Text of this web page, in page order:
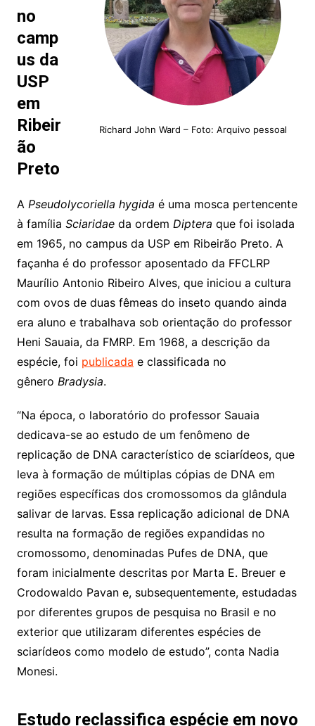
Richard John Ward – Foto: Arquivo pessoal
no
camp
us da
USP
em
Ribeir
ão
Preto
A Pseudolycoriella hygida é uma mosca pertencente
à família Sciaridaeda ordem Diptera que foi isolada
em 1965, no campus da USP em Ribeirão Preto. A
façanha é do professor aposentado da FFCLRP
Maurílio Antonio Ribeiro Alves, que iniciou a cultura
com ovos de duas fêmeas do inseto quando ainda
era aluno e trabalhava sob orientação do professor
Heni Sauaia, da FMRP. Em 1968, a descrição da
espécie, foi publicada e classificada no
gênero Bradysia.
“Na época, o laboratório do professor Sauaia
dedicava-se ao estudo de um fenômeno de
replicação de DNA característico de sciarídeos, que
leva à formação de múltiplas cópias de DNA em
regiões específicas dos cromossomos da glândula
salivar de larvas. Essa replicação adicional de DNA
resulta na formação de regiões expandidas no
cromossomo, denominadas Pufes de DNA, que
foram inicialmente descritas por Marta E. Breuer e
Crodowaldo Pavan e, subsequentemente, estudadas
por diferentes grupos de pesquisa no Brasil e no
exterior que utilizaram diferentes espécies de
sciarídeos como modelo de estudo”, conta Nadia
Monesi.
Estudo reclassifica espécie em novo